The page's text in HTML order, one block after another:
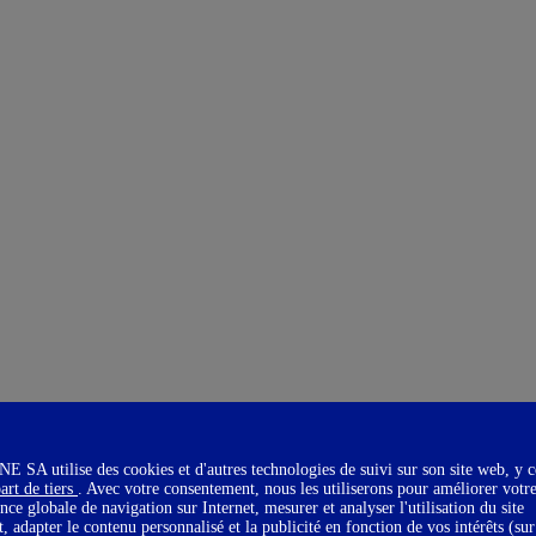
SA utilise des cookies et d'autres technologies de suivi sur son site web, y
de tiers . Avec votre consentement, nous les utiliserons pour améliorer votre
globale de navigation sur Internet, mesurer et analyser l'utilisation du site
adapter le contenu personnalisé et la publicité en fonction de vos intérêts